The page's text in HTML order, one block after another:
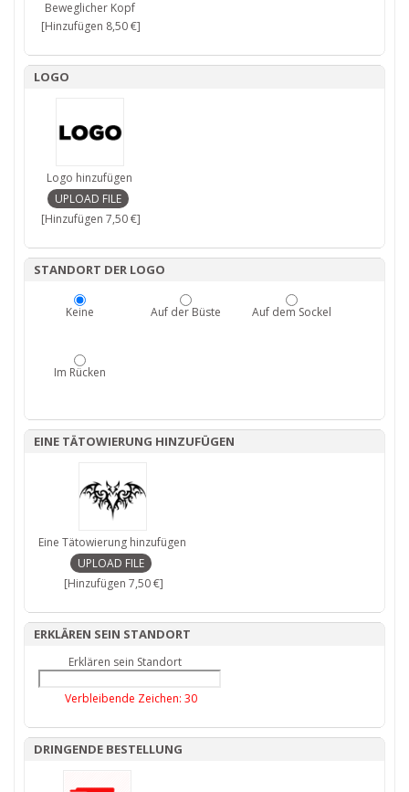
Beweglicher Kopf
[Hinzufügen 8,50 €]
LOGO
Logo hinzufügen
[Hinzufügen 7,50 €]
STANDORT DER LOGO
Keine Auf der Büste Auf dem Sockel
Im Rücken
EINE TÄTOWIERUNG HINZUFÜGEN
Eine Tätowierung hinzufügen
[Hinzufügen 7,50 €]
ERKLÄREN SEIN STANDORT
Erklären sein Standort
Verbleibende Zeichen: 30
DRINGENDE BESTELLUNG